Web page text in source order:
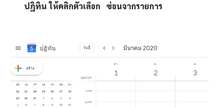
ปฏิทิน ให้คลิกตัวเลือก ซ่อนจากรายการ